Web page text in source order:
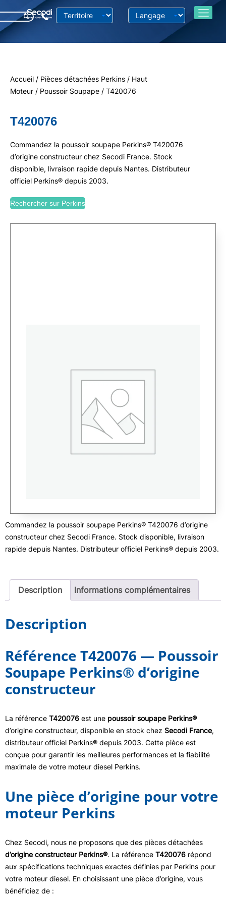
Accueil / Pièces détachées Perkins / Haut
Moteur / Poussoir Soupape / T420076
T420076
Commandez la poussoir soupape Perkins® T420076
d’origine constructeur chez Secodi France. Stock
disponible, livraison rapide depuis Nantes. Distributeur
officiel Perkins® depuis 2003.
Rechercher sur Perkins
Commandez la poussoir soupape Perkins® T420076 d’origine
constructeur chez Secodi France. Stock disponible, livraison
rapide depuis Nantes. Distributeur officiel Perkins® depuis 2003.
Description Informations complémentaires
Description
Référence T420076 — Poussoir
Soupape Perkins® d’origine
constructeur
La référence T420076 est une poussoir soupape Perkins®
d’origine constructeur, disponible en stock chez Secodi France,
distributeur officiel Perkins® depuis 2003. Cette pièce est
conçue pour garantir les meilleures performances et la fiabilité
maximale de votre moteur diesel Perkins.
Une pièce d’origine pour votre
moteur Perkins
Chez Secodi, nous ne proposons que des pièces détachées
d’origine constructeur Perkins®. La référence T420076 répond
aux spécifications techniques exactes définies par Perkins pour
votre moteur diesel. En choisissant une pièce d’origine, vous
bénéficiez de :